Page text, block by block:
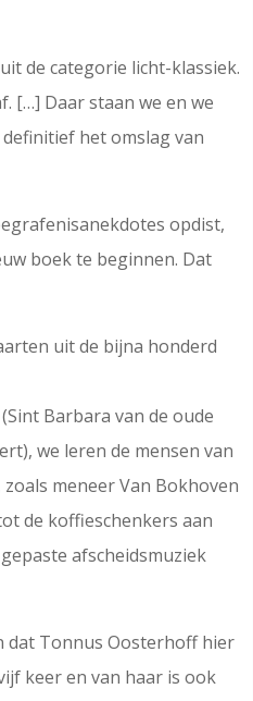
de categorie licht-klassiek.
[…] Daar staan we en we
het omslag van
opdist,
boek te beginnen. Dat
uit de bijna honderd
Barbara van de oude
we leren de mensen van
meneer Van Bokhoven
de koffieschenkers aan
afscheidsmuziek
dat Tonnus Oosterhoff hier
keer en van haar is ook